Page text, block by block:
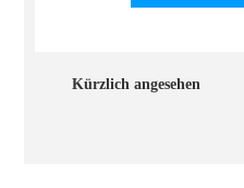
Kürzlich angesehen